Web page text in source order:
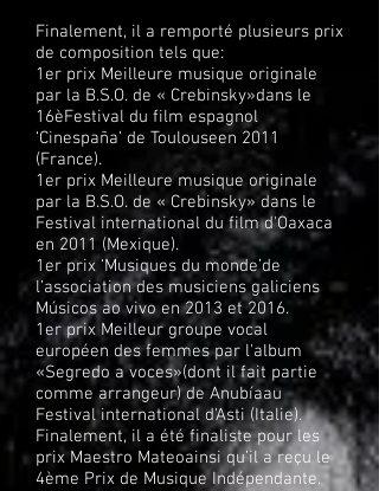
Finalement, il a remporté plusieurs prix
de composition tels que:
1er prix Meilleure musique originale
par la B.S.O. de « Crebinsky»dans le
16èFestival du film espagnol
‘Cinespaña’ de Toulouseen 2011
(France).
1er prix Meilleure musique originale
par la B.S.O. de « Crebinsky» dans le
Festival international du film d'Oaxaca
en 2011 (Mexique).
1er prix ‘Musiques du monde’de
l’association des musiciens galiciens
Músicos ao vivo en 2013 et 2016.
1er prix Meilleur groupe vocal
européen des femmes par l'album
«Segredo a voces»(dont il fait partie
comme arrangeur) de Anubíaau
Festival international d'Asti (Italie).
Finalement, il a été finaliste pour les
prix Maestro Mateoainsi qu’il a reçu le
4ème Prix de Musique Indépendante.